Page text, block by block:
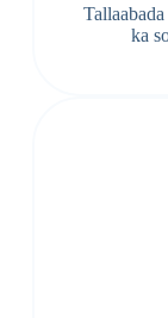
ka